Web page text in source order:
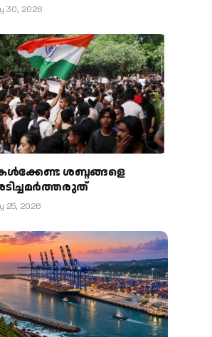
30, 2026
ശബ്ദങ്ങളെ
25, 2026